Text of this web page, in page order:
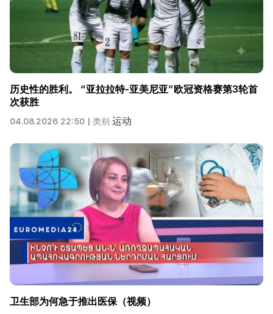
历史性的胜利。 “亚拉拉特-亚美尼亚”欧冠资格赛第3轮首
次获胜
04.08.2026 22:50 | 类别 运动
卫生部为何急于推出医保（视频）